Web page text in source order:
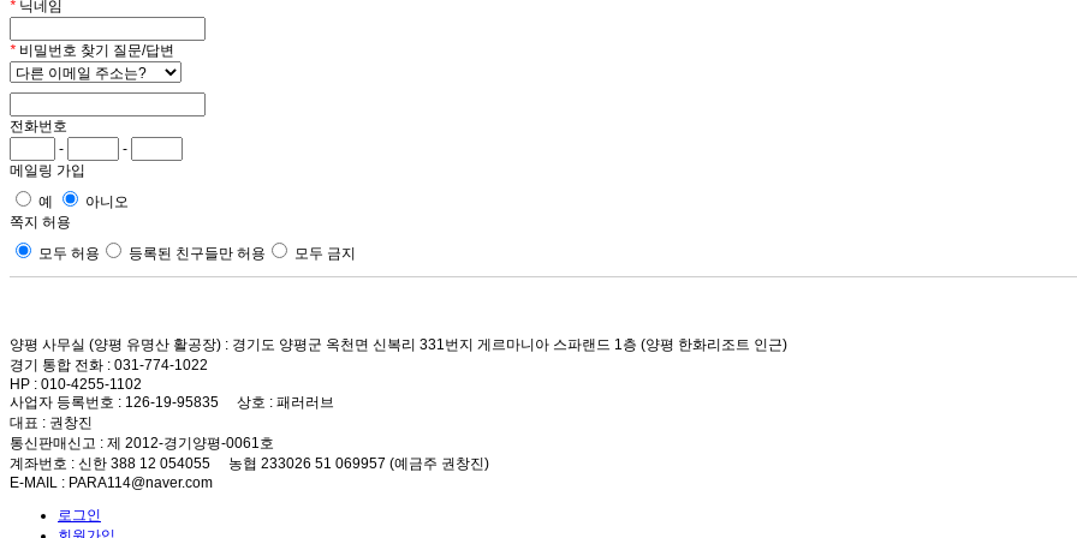
* 닉네임
* 비밀번호 찾기 질문/답변
전화번호
-
-
메일링 가입
예
아니오
쪽지 허용
모두 허용
등록된 친구들만 허용 모두 금지
양평 사무실 (양평 유명산 활공장) : 경기도 양평군 옥천면 신복리 331번지 게르마니아 스파랜드 1층 (양평 한화리조트 인근)
경기 통합 전화 : 031-774-1022
HP : 010-4255-1102
사업자 등록번호 : 126-19-95835 상호 : 패러러브
대표 : 권창진
통신판매신고 : 제 2012-경기양평-0061호
계좌번호 : 신한 388 12 054055 농협 233026 51 069957 (예금주 권창진)
E-MAIL : PARA114@naver.com
로그인